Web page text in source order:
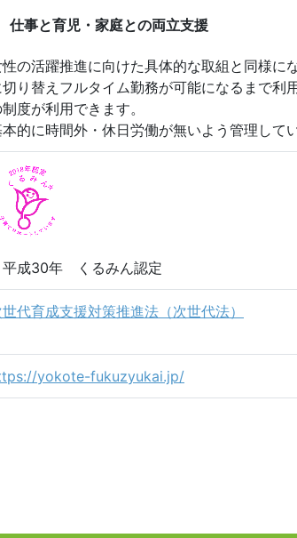
仕事と育児・家庭との両立支援
の活躍推進に向けた具体的な取組と同様に
り替えフルタイム勤務が可能になるまで利
度が利用できます。
的に時間外・休日労働が無いよう管理してい
平成30年 くるみん認定
代育成支援対策推進法（次世代法）
yokote-fukuzyukai.jp/